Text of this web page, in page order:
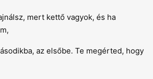
mert kettő vagyok, és ha
az elsőbe. Te megérted, hogy